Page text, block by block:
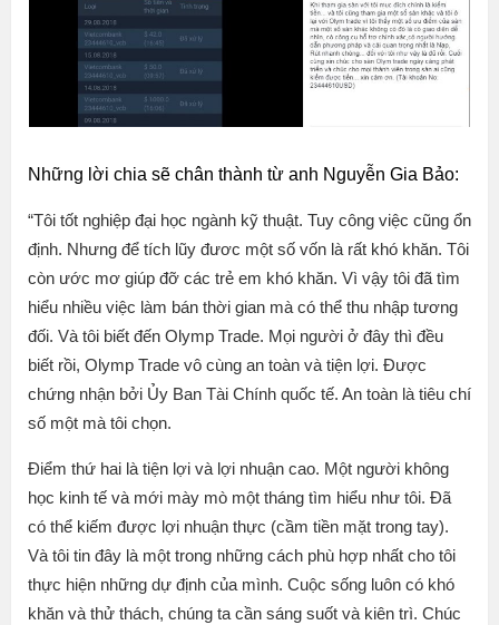
Những lời chia sẽ chân thành từ anh Nguyễn Gia Bảo:
“Tôi tốt nghiệp đại học ngành kỹ thuật. Tuy công việc cũng ổn
định. Nhưng để tích lũy đươc một số vốn là rất khó khăn. Tôi
còn ước mơ giúp đỡ các trẻ em khó khăn. Vì vậy tôi đã tìm
hiểu nhiều việc làm bán thời gian mà có thể thu nhập tương
đối. Và tôi biết đến Olymp Trade. Mọi người ở đây thì đều
biết rồi, Olymp Trade vô cùng an toàn và tiện lợi. Được
chứng nhận bởi Ủy Ban Tài Chính quốc tế. An toàn là tiêu chí
số một mà tôi chọn.
Điểm thứ hai là tiện lợi và lợi nhuận cao. Một người không
học kinh tế và mới mày mò một tháng tìm hiểu như tôi. Đã
có thể kiếm được lợi nhuận thực (cầm tiền mặt trong tay).
Và tôi tin đây là một trong những cách phù hợp nhất cho tôi
thực hiện những dự định của mình. Cuộc sống luôn có khó
khăn và thử thách, chúng ta cần sáng suốt và kiên trì. Chúc